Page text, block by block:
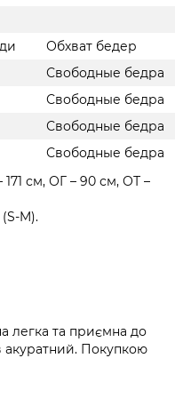
Обхват бедер
Свободные бедра
Свободные бедра
Свободные бедра
Свободные бедра
171 см, ОГ – 90 см, ОТ –
M).
легка та приємна до
акуратний. Покупкою